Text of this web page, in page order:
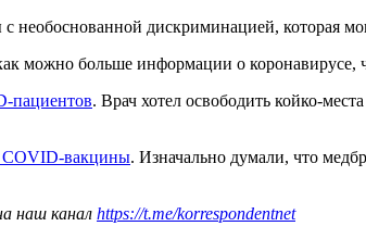
дискриминацией, которая
можно больше информации о
пациентов. Врач хотел освободить койко-
COVID-вакцины. Изначально думали, что
наш канал https://t.me/korrespondentnet